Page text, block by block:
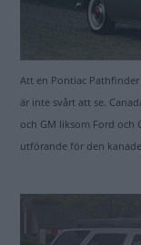
Att en Pontiac
är inte svårt att se.
och GM liksom Ford och
utförande för den